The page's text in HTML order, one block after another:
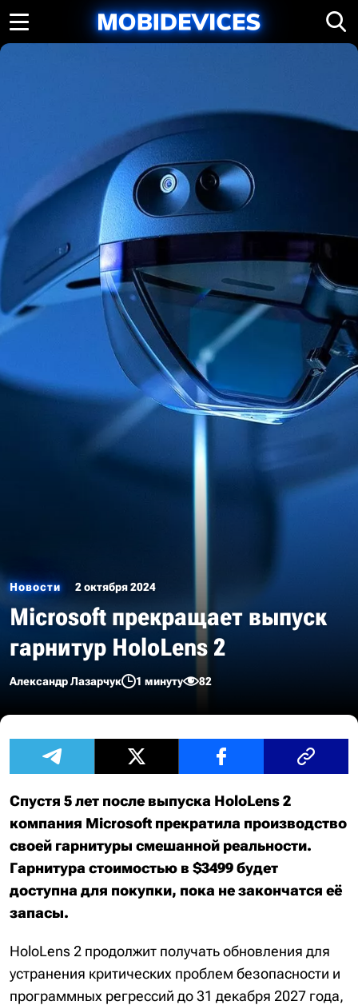
Новости 2 октября 2024
Microsoft прекращает выпуск
гарнитур HoloLens 2
Александр Лазарчук 1 минуту 82
Спустя 5 лет после выпуска HoloLens 2
компания Microsoft прекратила производство
своей гарнитуры смешанной реальности.
Гарнитура стоимостью в $3499 будет
доступна для покупки, пока не закончатся её
запасы.
HoloLens 2 продолжит получать обновления для
устранения критических проблем безопасности и
программных регрессий до 31 декабря 2027 года,